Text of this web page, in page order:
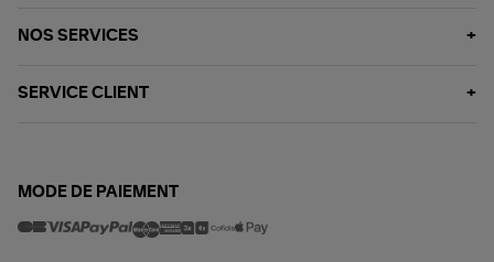
NOS SERVICES
SERVICE CLIENT
MODE DE PAIEMENT